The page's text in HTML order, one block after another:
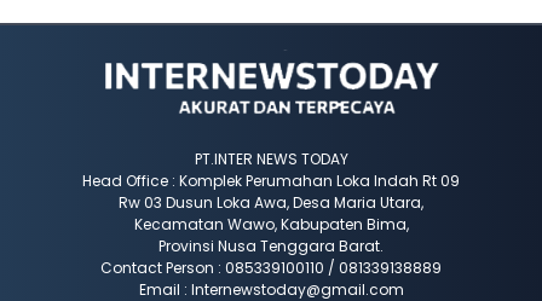
PT.INTER NEWS TODAY
Head Office : Komplek Perumahan Loka Indah Rt 09
Rw 03 Dusun Loka Awa, Desa Maria Utara,
Kecamatan Wawo, Kabupaten Bima,
Provinsi Nusa Tenggara Barat.
Contact Person : 085339100110 / 081339138889
Email : Internewstoday@gmail.com